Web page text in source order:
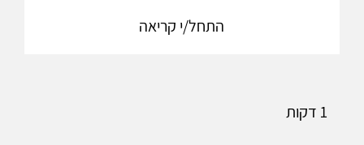
התחל/י קריאה
1 דקות